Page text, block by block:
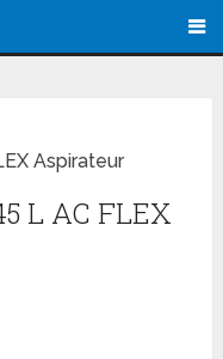
Aspirateur
L AC FLEX